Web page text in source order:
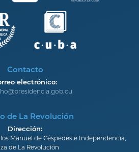
Contacto
electrónico:
de La Revolución
Dirección:
Manuel de Céspedes e Independencia,
de La Revolución